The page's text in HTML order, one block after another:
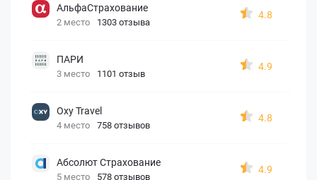
АльфаСтрахование
2 место 1303 отзыва
4.8
ПАРИ
3 место 1101 отзыв
4.9
Oxy Travel
4 место 758 отзывов
4.8
Абсолют Страхование
5 место 578 отзывов
4.9